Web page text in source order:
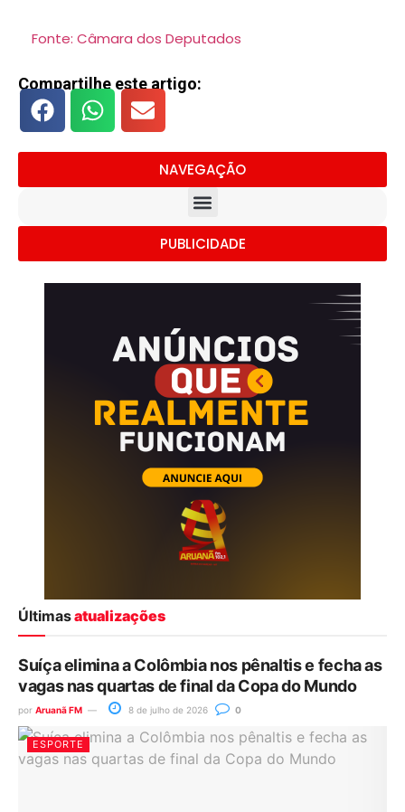
Fonte: Câmara dos Deputados
Compartilhe este artigo:
NAVEGAÇÃO
PUBLICIDADE
Últimasatualizações
Suíça elimina a Colômbia nos pênaltis e fecha as
vagas nas quartas de final da Copa do Mundo
por Aruanã FM 8 de julho de 2026 0
ESPORTE